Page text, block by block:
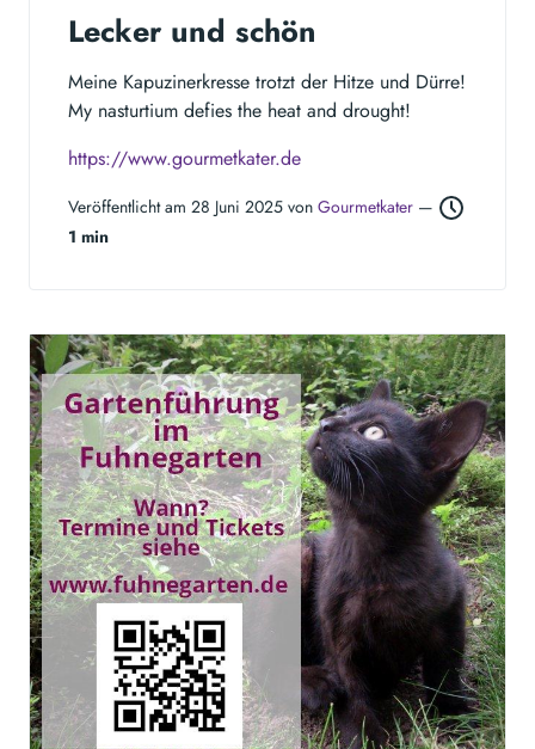
Lecker und schön
Meine Kapuzinerkresse trotzt der Hitze und Dürre!
My nasturtium defies the heat and drought!
https://www.gourmetkater.de
Veröffentlicht am 28 Juni 2025 von Gourmetkater —
1 min